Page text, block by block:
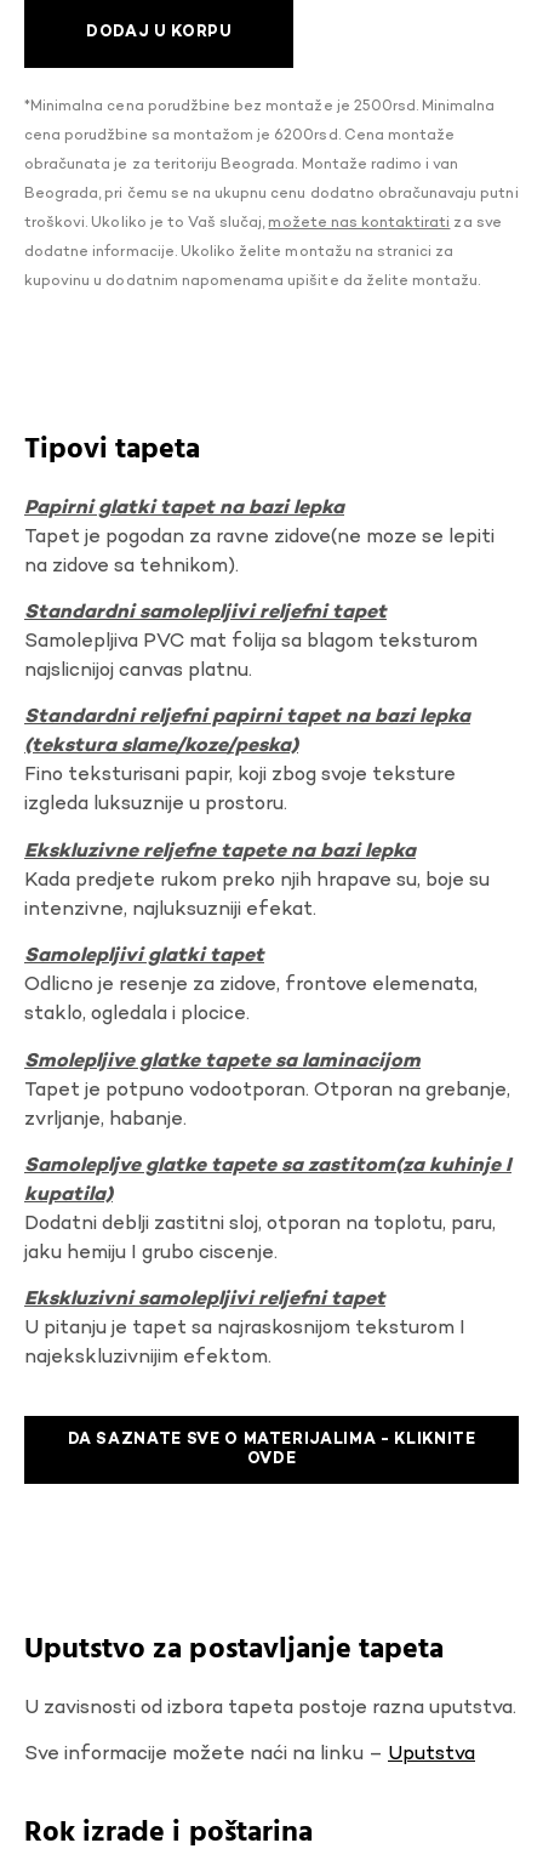
DODAJ U KORPU
*Minimalna cena porudžbine bez montaže je 2500rsd. Minimalna
cena porudžbine sa montažom je 6200rsd. Cena montaže
obračunata je za teritoriju Beograda. Montaže radimo i van
Beograda, pri čemu se na ukupnu cenu dodatno obračunavaju putni
troškovi. Ukoliko je to Vaš slučaj, možete nas kontaktirati za sve
dodatne informacije. Ukoliko želite montažu na stranici za
kupovinu u dodatnim napomenama upišite da želite montažu.
Tipovi tapeta
Papirni glatki tapet na bazi lepka
Tapet je pogodan za ravne zidove(ne moze se lepiti
na zidove sa tehnikom).
Standardni samolepljivi reljefni tapet
Samolepljiva PVC mat folija sa blagom teksturom
najslicnijoj canvas platnu.
Standardni reljefni papirni tapet na bazi lepka
(tekstura slame/koze/peska)
Fino teksturisani papir, koji zbog svoje teksture
izgleda luksuznije u prostoru.
Ekskluzivne reljefne tapete na bazi lepka
Kada predjete rukom preko njih hrapave su, boje su
intenzivne, najluksuzniji efekat.
Samolepljivi glatki tapet
Odlicno je resenje za zidove, frontove elemenata,
staklo, ogledala i plocice.
Smolepljive glatke tapete sa laminacijom
Tapet je potpuno vodootporan. Otporan na grebanje,
zvrljanje, habanje.
Samolepljve glatke tapete sa zastitom(za kuhinje I
kupatila)
Dodatni deblji zastitni sloj, otporan na toplotu, paru,
jaku hemiju I grubo ciscenje.
Ekskluzivni samolepljivi reljefni tapet
U pitanju je tapet sa najraskosnijom teksturom I
najekskluzivnijim efektom.
DA SAZNATE SVE O MATERIJALIMA - KLIKNITE
OVDE
Uputstvo za postavljanje tapeta
U zavisnosti od izbora tapeta postoje razna uputstva.
Sve informacije možete naći na linku – Uputstva
Rok izrade i poštarina